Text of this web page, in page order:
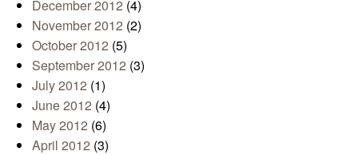
December 2012 (4)
November 2012 (2)
October 2012 (5)
September 2012 (3)
July 2012 (1)
June 2012 (4)
May 2012 (6)
April 2012 (3)